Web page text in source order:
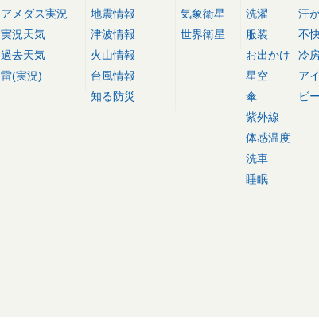
アメダス実況
実況天気
過去天気
雷(実況)
地震情報
津波情報
火山情報
台風情報
知る防災
気象衛星
世界衛星
洗濯
服装
お出かけ
星空
傘
紫外線
体感温度
洗車
睡眠
汗
不
冷
ア
ビ